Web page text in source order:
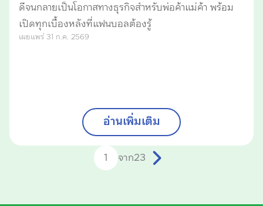
ดีจนกลายเป็นโอกาสทางธุรกิจสำหรับพ่อค้าแม่ค้า พร้อม
เปิดทุกเบื้องหลังที่แฟนบอลต้องรู้
เผยแพร่ 31 ก.ค. 2569
อ่านเพิ่มเติม
จาก23